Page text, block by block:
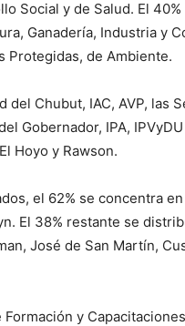
Social y de Salud. El
Ganadería, Industria y
Protegidas, de Ambiente.
Chubut, IAC, AVP, las
Gobernador, IPA,
Hoyo y Rawson.
el 62% se concentra
El 38% restante se
José de San Martín,
y